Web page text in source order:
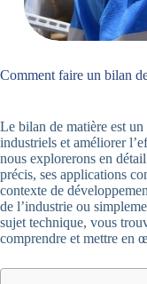
Comment faire un bilan
Le bilan de matière est
industriels et améliorer
nous explorerons en
précis, ses applications
contexte de
de l’industrie ou
sujet technique, vous
comprendre et mettre en